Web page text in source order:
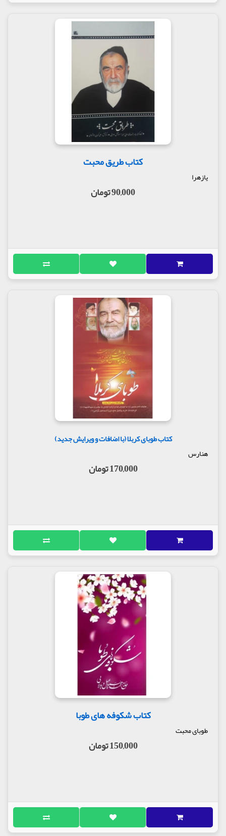
کتاب طریق محبت
یازهرا
90,000 تومان
کتاب طوبای کربلا (با اضافات و ویرایش جدید)
هنارس
170,000 تومان
کتاب شکوفه های طوبا
طوبای محبت
150,000 تومان